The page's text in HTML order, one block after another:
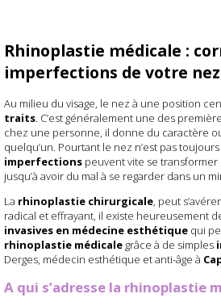
Rhinoplastie médicale :
imperfections de votre nez
Au milieu du visage, le nez à une position
traits. C’est généralement une des
chez une personne, il donne du caractère
quelqu’un. Pourtant le nez n’est pas
imperfections peuvent vite se transformer
jusqu’à avoir du mal à se regarder dans un
La rhinoplastie chirurgicale, peut
radical et effrayant, il existe heureusement
invasives en médecine esthétique qui
rhinoplastie médicale grâce à de simples
Derges, médecin esthétique et anti-âge à
A qui s’adresse la rhinoplastie